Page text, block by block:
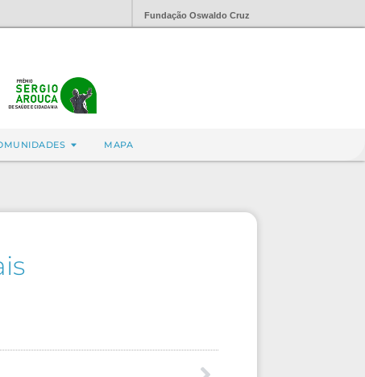
Fundação Oswaldo Cruz
MAPA